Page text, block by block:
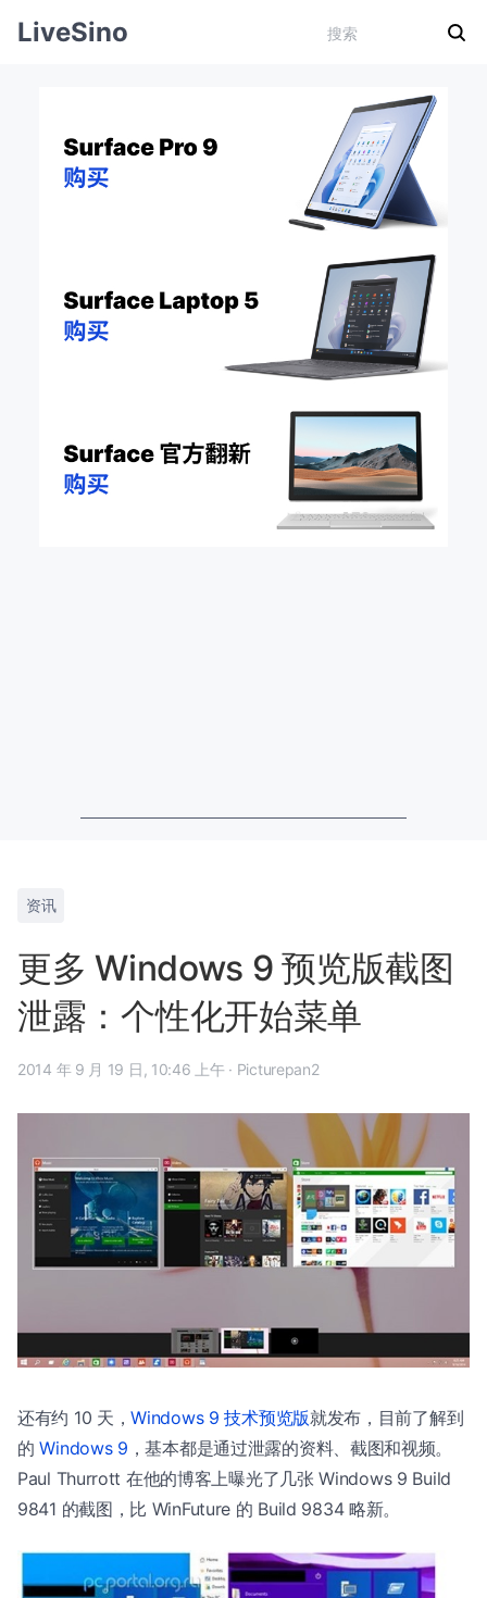
LiveSino
资讯
更多 Windows 9 预览版截图
泄露：个性化开始菜单
2014 年 9 月 19 日, 10:46 上午 · Picturepan2
还有约 10 天，Windows 9 技术预览版就发布，目前了解到
的Windows 9 ，基本都是通过泄露的资料、截图和视频。
Paul Thurrott 在他的博客上曝光了几张 Windows 9 Build
9841 的截图，比 WinFuture 的 Build 9834 略新。